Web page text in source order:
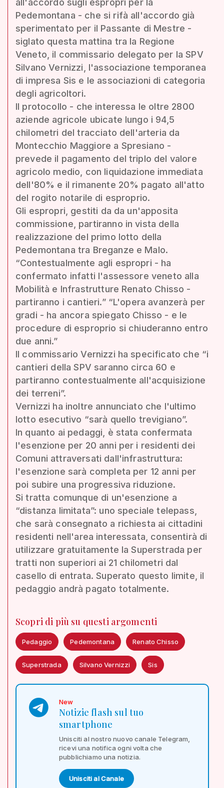
all'accordo sugli espropri per la
Pedemontana - che si rifà all'accordo già
sperimentato per il Passante di Mestre -
siglato questa mattina tra la Regione
Veneto, il commissario delegato per la SPV
Silvano Vernizzi, l'associazione temporanea
di impresa Sis e le associazioni di categoria
degli agricoltori.
Il protocollo - che interessa le oltre 2800
aziende agricole ubicate lungo i 94,5
chilometri del tracciato dell'arteria da
Montecchio Maggiore a Spresiano -
prevede il pagamento del triplo del valore
agricolo medio, con liquidazione immediata
dell'80% e il rimanente 20% pagato all'atto
del rogito notarile di esproprio.
Gli espropri, gestiti da da un'apposita
commissione, partiranno in vista della
realizzazione del primo lotto della
Pedemontana tra Breganze e Malo.
“Contestualmente agli espropri - ha
confermato infatti l'assessore veneto alla
Mobilità e Infrastrutture Renato Chisso -
partiranno i cantieri.” “L'opera avanzerà per
gradi - ha ancora spiegato Chisso - e le
procedure di esproprio si chiuderanno entro
due anni.”
Il commissario Vernizzi ha specificato che “i
cantieri della SPV saranno circa 60 e
partiranno contestualmente all'acquisizione
dei terreni”.
Vernizzi ha inoltre annunciato che l'ultimo
lotto esecutivo “sarà quello trevigiano”.
In quanto ai pedaggi, è stata confermata
l'esenzione per 20 anni per i residenti dei
Comuni attraversati dall'infrastruttura:
l'esenzione sarà completa per 12 anni per
poi subire una progressiva riduzione.
Si tratta comunque di un'esenzione a
“distanza limitata”: uno speciale telepass,
che sarà consegnato a richiesta ai cittadini
residenti nell'area interessata, consentirà di
utilizzare gratuitamente la Superstrada per
tratti non superiori ai 21 chilometri dal
casello di entrata. Superato questo limite, il
pedaggio andrà pagato totalmente.
Scopri di più su questi argomenti
Pedaggio Pedemontana Renato Chisso
Superstrada Silvano Vernizzi Sis
New
Notizie flash sul tuo
smartphone
Unisciti al nostro nuovo canale Telegram,
ricevi una notifica ogni volta che
pubblichiamo una notizia.
Unisciti al Canale